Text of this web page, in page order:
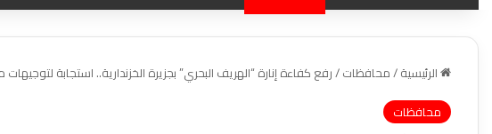
الرئيسية/محافظات/رفع كفاءة إنارة “الهريف البحري” بجزيرة الخزندارية.. استجابة
محافظات